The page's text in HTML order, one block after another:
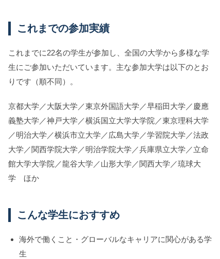
これまでの参加実績
これまでに22名の学生が参加し、全国の大学から多様な学
生にご参加いただいています。主な参加大学は以下のとお
りです（順不同）。
京都大学／大阪大学／東京外国語大学／早稲田大学／慶應
義塾大学／神戸大学／横浜国立大学大学院／東京理科大学
／明治大学／横浜市立大学／広島大学／学習院大学／法政
大学／関西学院大学／明治学院大学／兵庫県立大学／立命
館大学大学院／龍谷大学／山形大学／関西大学／琉球大
学 ほか
こんな学生におすすめ
海外で働くこと・グローバルなキャリアに関心がある学
生